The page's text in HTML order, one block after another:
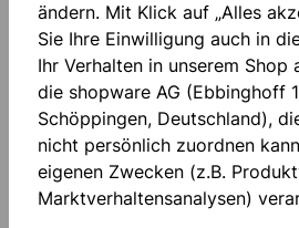
Produktgalerie überspringen
accessoires
NEU
ändern. Mit Klick auf „Alles
Sie Ihre Einwilligung auch in
Ihr Verhalten in unserem Shop
die shopware AG (Ebbinghoff
Schöppingen, Deutschland),
nicht persönlich zuordnen
eigenen Zwecken (z.B.
Marktverhaltensanalysen)